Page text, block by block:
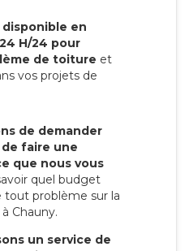
en
H/24 pour
de toiture et
vos projets de
de demander
faire une
que nous vous
quel budget
tout problème sur la
Chauny.
un service de